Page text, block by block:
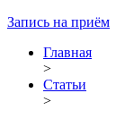
Запись на приём
Главная
>
Статьи
>